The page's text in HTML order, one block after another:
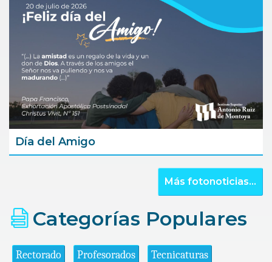
Día del Amigo
Más fotonoticias...
Categorías Populares
Rectorado Profesorados Tecnicaturas